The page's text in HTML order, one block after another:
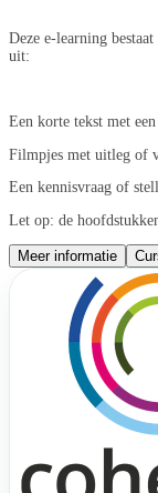
Deze e-learning
uit:
Een korte tekst met
Filmpjes met uitleg of
Een kennisvraag of
Let op: de
Meer informatie